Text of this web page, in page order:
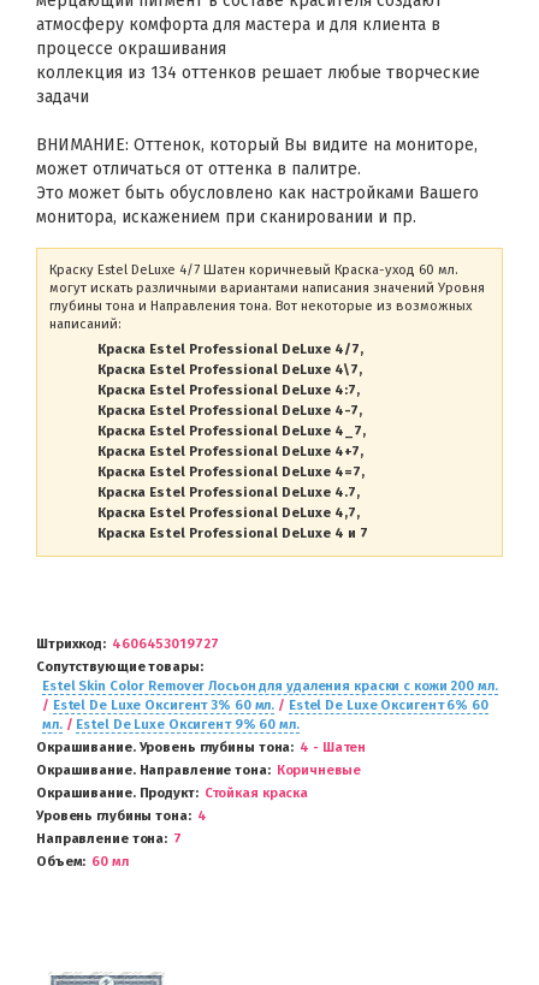
атмосферу комфорта для мастера и для клиента в
процессе окрашивания
коллекция из 134 оттенков решает любые творческие
задачи
ВНИМАНИЕ: Оттенок, который Вы видите на мониторе,
может отличаться от оттенка в палитре.
Это может быть обусловлено как настройками Вашего
монитора, искажением при сканировании и пр.
Краску Estel DeLuxe 4/7 Шатен коричневый Краска-уход 60 мл.
могут искать различными вариантами написания значений Уровня
глубины тона и Направления тона. Вот некоторые из возможных
написаний:
Краска Estel Professional DeLuxe 4/7
Краска Estel Professional DeLuxe 4\7
Краска Estel Professional DeLuxe 4:7
Краска Estel Professional DeLuxe 4-7
Краска Estel Professional DeLuxe 4_7
Краска Estel Professional DeLuxe 4+7
Краска Estel Professional DeLuxe 4=7
Краска Estel Professional DeLuxe 4.7
Краска Estel Professional DeLuxe 4,7
Краска Estel Professional DeLuxe 4 и 7
Штрихкод
4606453019727
Сопутствующие товары
Estel Skin Color Remover Лосьон для удаления краски с кожи 200 мл.
/ Estel De Luxe Оксигент 3% 60 мл. / Estel De Luxe Оксигент 6% 60
мл./ Estel De Luxe Оксигент 9% 60 мл.
Окрашивание. Уровень глубины тона
4 - Шатен
Окрашивание. Направление тона
Коричневые
Окрашивание. Продукт
Стойкая краска
Уровень глубины тона
4
Направление тона
7
Объем
60 мл